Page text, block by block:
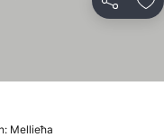
Mellieħa